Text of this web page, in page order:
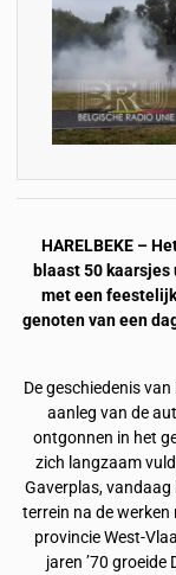
HARELBEKE –
blaast 50
met een
genoten van een
De geschiedenis
aanleg van de
ontgonnen in het
zich langzaam
Gaverplas,
terrein na de
provincie West-
jaren ’70 groeide